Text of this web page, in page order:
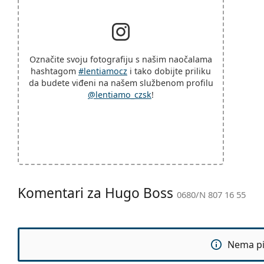
Označite svoju fotografiju s našim naočalama
hashtagom #lentiamocz i tako dobijte priliku
da budete viđeni na našem službenom profilu
@lentiamo_czsk!
Komentari za Hugo Boss 0680/N 807 16 55
Nema